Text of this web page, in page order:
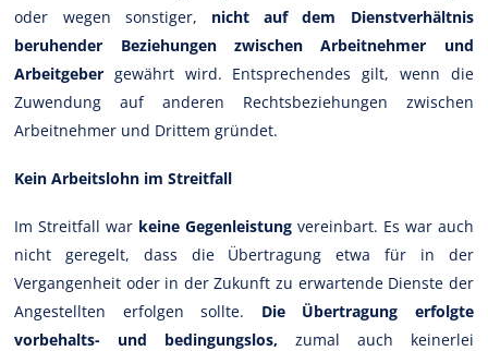
oder wegen sonstiger, nicht auf dem Dienstverhältnis
beruhender Beziehungen zwischen Arbeitnehmer und
Arbeitgeber gewährt wird. Entsprechendes gilt, wenn die
Zuwendung auf anderen Rechtsbeziehungen zwischen
Arbeitnehmer und Drittem gründet.
Kein Arbeitslohn im Streitfall
Im Streitfall war keine Gegenleistung vereinbart. Es war auch
nicht geregelt, dass die Übertragung etwa für in der
Vergangenheit oder in der Zukunft zu erwartende Dienste der
Angestellten erfolgen sollte. Die Übertragung erfolgte
vorbehalts- und bedingungslos, zumal auch keinerlei